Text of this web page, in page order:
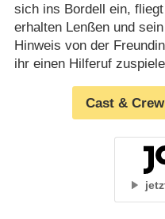
sich ins Bordell ein,
erhalten Lenßen und
Hinweis von der
ihr einen Hilferuf
Cast & Crew